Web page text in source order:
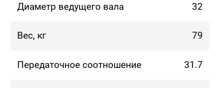
Диаметр ведущего вала 32
Вес, кг 79
Передаточное соотношение 31.7